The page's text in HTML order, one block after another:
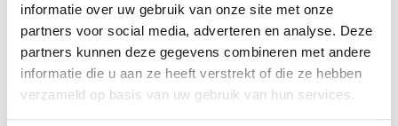
informatie over uw gebruik van onze site met onze
partners voor social media, adverteren en analyse. Deze
partners kunnen deze gegevens combineren met andere
informatie die u aan ze heeft verstrekt of die ze hebben
verzameld op basis van uw gebruik van hun services.
Huidigethema